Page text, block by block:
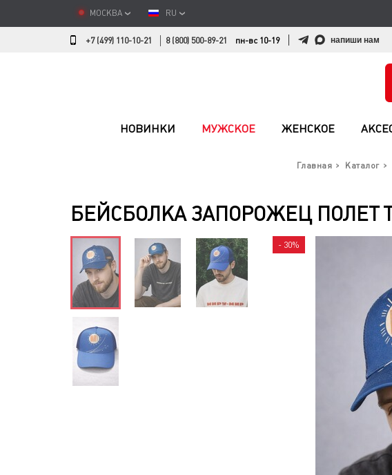
МОСКВА RU
+7 (499) 110-10-21 8 (800) 500-89-21 пн-вс 10-19 напиши нам
НОВИНКИ МУЖСКОЕ ЖЕНСКОЕ
Главная Каталог
БЕЙСБОЛКА ЗАПОРОЖЕЦ ПОЛЕТ
- 30%